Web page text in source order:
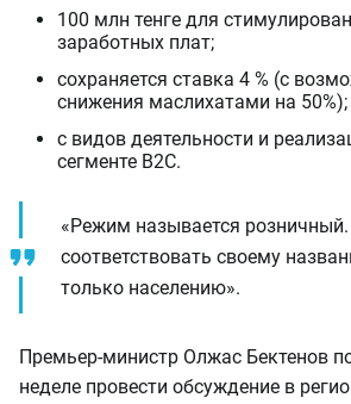
100 млн тенге для
заработных плат;
сохраняется ставка 4 % (с
снижения маслихатами на 50%);
с видов деятельности и
сегменте B2C.
«Режим называется
соответствовать своему
только населению».
Премьер-министр Олжас Бектенов
неделе провести обсуждение в